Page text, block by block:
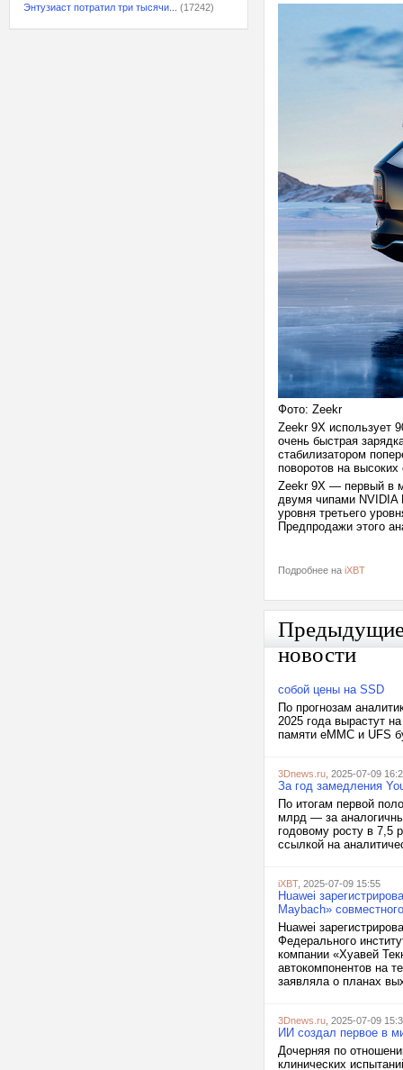
Энтузиаст потратил три тысячи...
(17242)
Фото: Zeekr
Zeekr 9X использует
очень быстрая
стабилизатором
поворотов на
Zeekr 9X — первый в
двумя чипами NVIDIA
уровня третьего
Предпродажи этого
Подробнее на iXBT
новости
собой цены на SSD
По прогнозам
2025 года вырастут
памяти eMMC и UFS
3Dnews.ru , 2025-07-09
За год замедления
По итогам первой
млрд — за
годовому росту в 7,5
ссылкой на
iXBT, 2025-07-09 15:55
Huawei
Maybach»
Huawei
Федерального
компании «Хуавей
автокомпонентов на
заявляла о планах
3Dnews.ru , 2025-07-09
ИИ создал первое в
Дочерняя по
клинических